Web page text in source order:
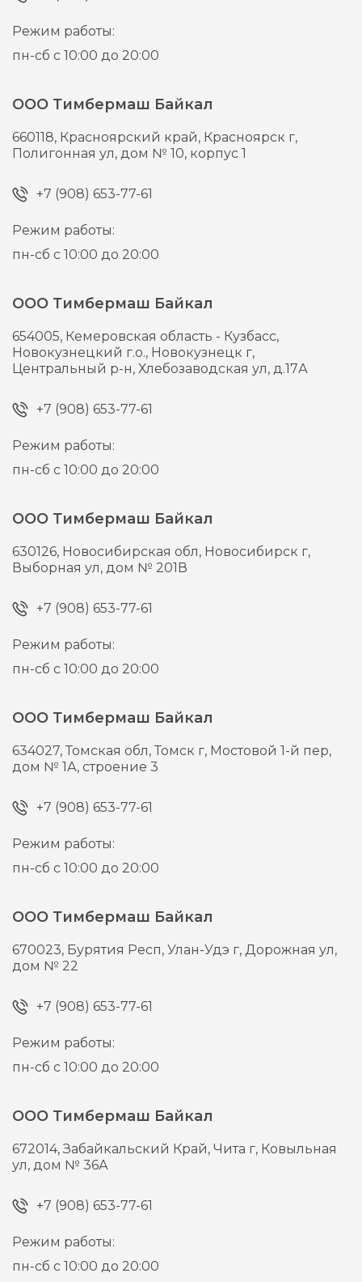
Режим работы:
пн-сб с 10:00 до 20:00
ООО Тимбермаш Байкал
660118, Красноярский край, Красноярск г,
Полигонная ул, дом № 10, корпус 1
+7 (908) 653-77-61
Режим работы:
пн-сб с 10:00 до 20:00
ООО Тимбермаш Байкал
654005, Кемеровская область - Кузбасс,
Новокузнецкий г.о., Новокузнецк г,
Центральный р-н, Хлебозаводская ул, д.17А
+7 (908) 653-77-61
Режим работы:
пн-сб с 10:00 до 20:00
ООО Тимбермаш Байкал
630126, Новосибирская обл, Новосибирск г,
Выборная ул, дом № 201В
+7 (908) 653-77-61
Режим работы:
пн-сб с 10:00 до 20:00
ООО Тимбермаш Байкал
634027,Томская обл, Томск г, Мостовой 1-й пер,
дом № 1А, строение 3
+7 (908) 653-77-61
Режим работы:
пн-сб с 10:00 до 20:00
ООО Тимбермаш Байкал
670023, Бурятия Респ, Улан-Удэ г,Дорожная ул,
дом № 22
+7 (908) 653-77-61
Режим работы:
пн-сб с 10:00 до 20:00
ООО Тимбермаш Байкал
672014,Забайкальский Край, Чита г, Ковыльная
ул, дом № 36А
+7 (908) 653-77-61
Режим работы:
пн-сб с 10:00 до 20:00